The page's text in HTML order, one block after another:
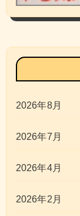
2026年8月
2026年7月
2026年4月
2026年2月